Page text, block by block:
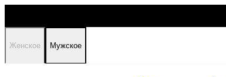
Женское Мужское